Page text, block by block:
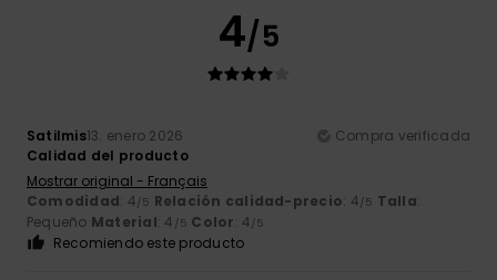
4/5
Satilmis13. enero 2026
Compra verificada
Calidad del producto
Mostrar original - Français
Comodidad: 4/5 Relación calidad-precio: 4/5 Talla:
Pequeño Material: 4 /5 Color: 4/5
Recomiendo este producto